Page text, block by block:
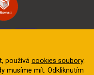
používá cookies soubory.
musíme mít. Odkliknutím